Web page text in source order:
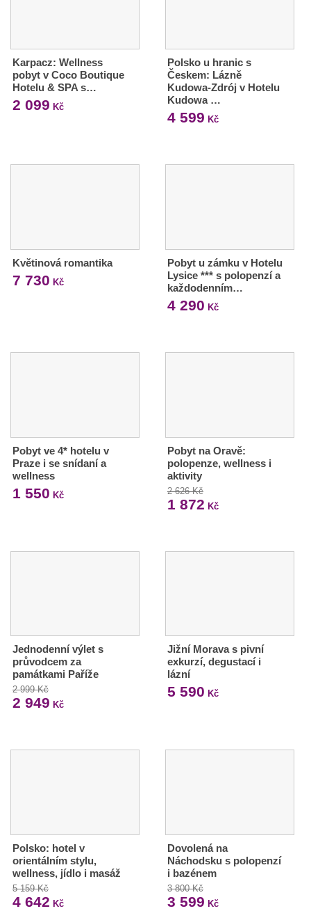
Karpacz: Wellness
pobyt v Coco Boutique
Hotelu & SPA s…
2 099 Kč
Polsko u hranic s
Českem: Lázně
Kudowa-Zdrój v Hotelu
Kudowa …
4 599 Kč
Květinová romantika
7 730 Kč
Pobyt u zámku v Hotelu
Lysice *** s polopenzí a
každodenním…
4 290 Kč
Pobyt ve 4* hotelu v
Praze i se snídaní a
wellness
1 550 Kč
Pobyt na Oravě:
polopenze, wellness i
aktivity
2 626 Kč
1 872 Kč
Jednodenní výlet s
průvodcem za
památkami Paříže
2 999 Kč
2 949 Kč
Jižní Morava s pivní
exkurzí, degustací i
lázní
5 590 Kč
Polsko: hotel v
orientálním stylu,
wellness, jídlo i masáž
5 159 Kč
4 642 Kč
Dovolená na
Náchodsku s polopenzí
i bazénem
3 800 Kč
3 599 Kč